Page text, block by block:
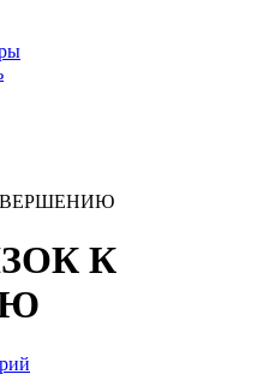
К